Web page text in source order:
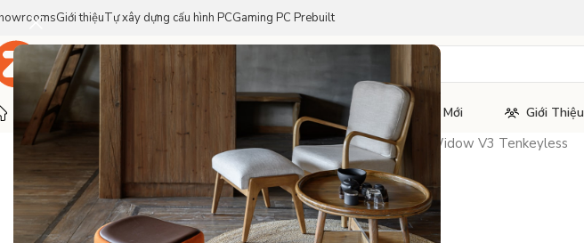
Giới thiệuTự xây dựng cấu hình PCGaming PC Prebuilt
Trang Chủ Sản Phẩm Thương Hiệu Tin Tức Mới Giới Thiệu
Trang chủ
Gaming Gear Bàn Phím /Bàn phím gaming/Razer BlackWidow V3 Tenkeyless